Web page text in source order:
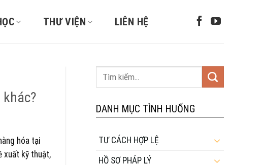
THƯ VIỆN LIÊN HỆ
hóa tại
xuất kỹ thuật,
DANH MỤC TÌNH HUỐNG
TƯ CÁCH HỢP LỆ
HỒ SƠ PHÁP LÝ